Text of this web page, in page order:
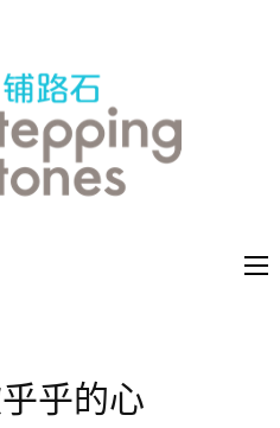
铺路
石
乎的心